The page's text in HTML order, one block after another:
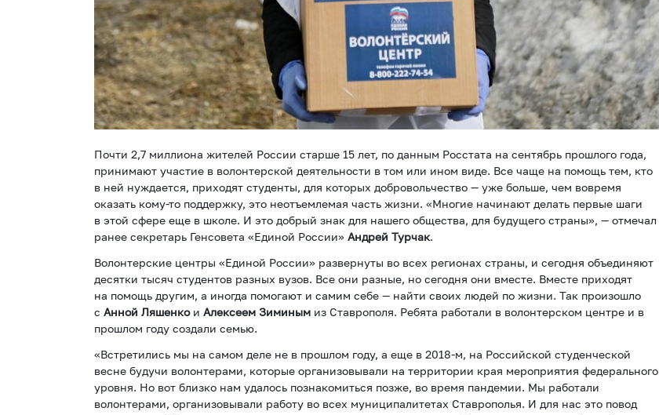
Почти 2,7 миллиона жителей России старше 15 лет, по данным Росстата на сентябрь прошлого года,
принимают участие в волонтерской деятельности в том или ином виде. Все чаще на помощь тем, кто
в ней нуждается, приходят студенты, для которых добровольчество — уже больше, чем вовремя
оказать кому-то поддержку, это неотъемлемая часть жизни. «Многие начинают делать первые шаги
в этой сфере еще в школе. И это добрый знак для нашего общества, для будущего страны», — отмечал
ранее секретарь Генсовета «Единой России» Андрей Турчак.
Волонтерские центры «Единой России» развернуты во всех регионах страны, и сегодня объединяют
десятки тысяч студентов разных вузов. Все они разные, но сегодня они вместе. Вместе приходят
на помощь другим, а иногда помогают и самим себе — найти своих людей по жизни. Так произошло
с Анной Ляшенкои Алексеем Зиминым из Ставрополя. Ребята работали в волонтерском центре и в
прошлом году создали семью.
«Встретились мы на самом деле не в прошлом году, а еще в 2018-м, на Российской студенческой
весне будучи волонтерами, которые организовывали на территории края мероприятия федерального
уровня. Но вот близко нам удалось познакомиться позже, во время пандемии. Мы работали
волонтерами, организовывали работу во всех муниципалитетах Ставрополья. И для нас это повод